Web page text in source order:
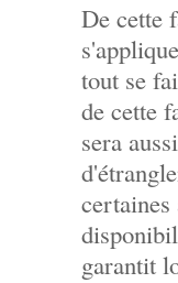
De cette
tout se
de cette
sera
garantit